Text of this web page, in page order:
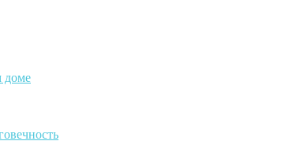
доме